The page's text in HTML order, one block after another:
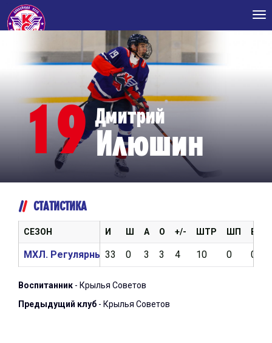
19 Дмитрий
Илюшин
СТАТИСТИКА
И Ш А О +/- ШТР ШП ВБР
33 0 3 3 4 10 0 0
СЕЗОН
МХЛ. Регулярный чемпионат 2025/2026
Воспитанник - Крылья Советов
Предыдущий клуб - Крылья Советов